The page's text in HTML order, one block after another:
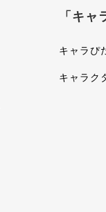
「キ
キャラぴ
キャラク